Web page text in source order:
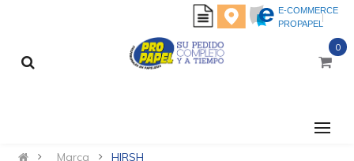
E-COMMERCE
PROPAPEL
0
Marca HIRSH